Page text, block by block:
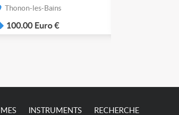
Thonon-les-Bains
100.00 Euro €
INSTRUMENTS
RECHERCHE